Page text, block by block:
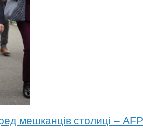
мешканців столиці – AFP